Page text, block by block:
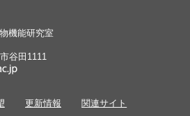
機能研究室
谷田1111
更新情報 関連サイト